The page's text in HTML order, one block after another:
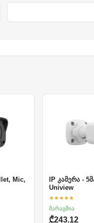
Mic,
IP კამერა -
Uniview
★★★★★
მარაგშია
₾243.12